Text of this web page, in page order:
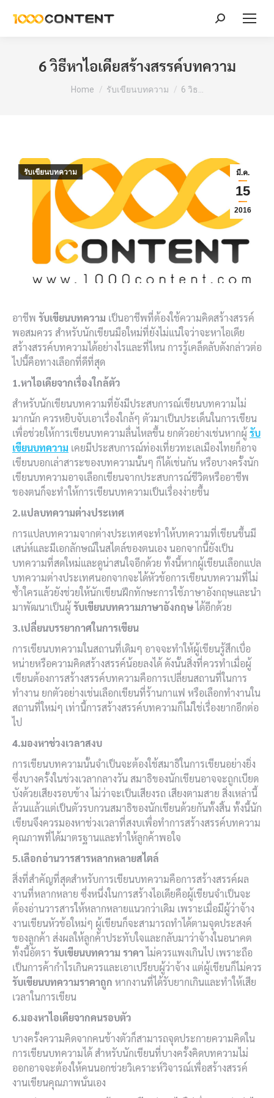
Search:
6 วิธีหาไอเดียสร้างสรรค์บทความ
You are here:
Home รับเขียนบทความ 6 วิธ…
มี.ค.
15
2016
รับเขียนบทความ
อาชีพ รับเขียนบทความ เป็นอาชีพที่ต้องใช้ความคิดสร้างสรรค์
พอสมควร สำหรับนักเขียนมือใหม่ที่ยังไม่แน่ใจว่าจะหาไอเดีย
สร้างสรรค์บทความได้อย่างไรและที่ไหน การรู้เคล็ดลับดังกล่าวต่อ
ไปนี้คือทางเลือกที่ดีที่สุด
1.หาไอเดียจากเรื่องใกล้ตัว
สำหรับนักเขียนบทความที่ยังมีประสบการณ์เขียนบทความไม่
มากนัก ควรหยิบจับเอาเรื่องใกล้ๆ ตัวมาเป็นประเด็นในการเขียน
เพื่อช่วยให้การเขียนบทความลื่นไหลขึ้น ยกตัวอย่างเช่นหากผู้ รับ
เขียนบทความ เคยมีประสบการณ์ท่องเที่ยวทะเลเมืองไทยก็อาจ
เขียนบอกเล่าสาระของบทความนั้นๆ ก็ได้เช่นกัน หรือบางครั้งนัก
เขียนบทความอาจเลือกเขียนจากประสบการณ์ชีวิตหรืออาชีพ
ของตนก็จะทำให้การเขียนบทความเป็นเรื่องง่ายขึ้น
2.แปลบทความต่างประเทศ
การแปลบทความจากต่างประเทศจะทำให้บทความที่เขียนขึ้นมี
เสน่ห์และมีเอกลักษณ์ในสไตล์ของตนเอง นอกจากนี้ยังเป็น
บทความที่สดใหม่และดูน่าสนใจอีกด้วย ทั้งนี้หากผู้เขียนเลือกแปล
บทความต่างประเทศนอกจากจะได้หัวข้อการเขียนบทความที่ไม่
ซ้ำใครแล้วยังช่วยให้นักเขียนฝึกทักษะการใช้ภาษาอังกฤษและนำ
มาพัฒนาเป็นผู้ รับเขียนบทความภาษาอังกฤษได้อีกด้วย
3.เปลี่ยนบรรยากาศในการเขียน
การเขียนบทความในสถานที่เดิมๆ อาจจะทำให้ผู้เขียนรู้สึกเบื่อ
หน่ายหรือความคิดสร้างสรรค์น้อยลงได้ ดังนั้นสิ่งที่ควรทำเมื่อผู้
เขียนต้องการสร้างสรรค์บทความคือการเปลี่ยนสถานที่ในการ
ทำงาน ยกตัวอย่างเช่นเลือกเขียนที่ร้านกาแฟ หรือเลือกทำงานใน
สถานที่ใหม่ๆ เท่านี้การสร้างสรรค์บทความก็ไม่ใช่เรื่องยากอีกต่อ
ไป
4.มองหาช่วงเวลาสงบ
การเขียนบทความนั้นจำเป็นจะต้องใช้สมาธิในการเขียนอย่างยิ่ง
ซึ่งบางครั้งในช่วงเวลากลางวัน สมาธิของนักเขียนอาจจะถูกเบียด
บังด้วยเสียงรอบข้าง ไม่ว่าจะเป็นเสียงรถ เสียงตามสาย สิ่งเหล่านี้
ล้วนแล้วแต่เป็นตัวรบกวนสมาธิของนักเขียนด้วยกันทั้งสิ้น ทั้งนี้นัก
เขียนจึงควรมองหาช่วงเวลาที่สงบเพื่อทำการสร้างสรรค์บทความ
คุณภาพที่ได้มาตรฐานและทำให้ลูกค้าพอใจ
5.เลือกอ่านวารสารหลากหลายสไตล์
สิ่งที่สำคัญที่สุดสำหรับการเขียนบทความคือการสร้างสรรค์ผล
งานที่หลากหลาย ซึ่งหนึ่งในการสร้างไอเดียคือผู้เขียนจำเป็นจะ
ต้องอ่านวารสารให้หลากหลายแนวกว่าเดิม เพราะเมื่อมีผู้ว่าจ้าง
งานเขียนหัวข้อใหม่ๆ ผู้เขียนก็จะสามารถทำได้ตามจุดประสงค์
ของลูกค้า ส่งผลให้ลูกค้าประทับใจและกลับมาว่าจ้างในอนาคต
ทั้งนี้อัตรา รับเขียนบทความ ราคาไม่ควรแพงเกินไป เพราะถือ
เป็นการค้ากำไรเกินควรและเอาเปรียบผู้ว่าจ้าง แต่ผู้เขียนก็ไม่ควร
รับเขียนบทความราคาถูก หากงานที่ได้รับยากเกินและทำให้เสีย
เวลาในการเขียน
6.มองหาไอเดียจากคนรอบตัว
บางครั้งความคิดจากคนข้างตัวก็สามารถจุดประกายความคิดใน
การเขียนบทความได้ สำหรับนักเขียนที่บางครั้งคิดบทความไม่
ออกอาจจะต้องให้คนนอกช่วยวิเคราะห์วิจารณ์เพื่อสร้างสรรค์
งานเขียนคุณภาพนั่นเอง